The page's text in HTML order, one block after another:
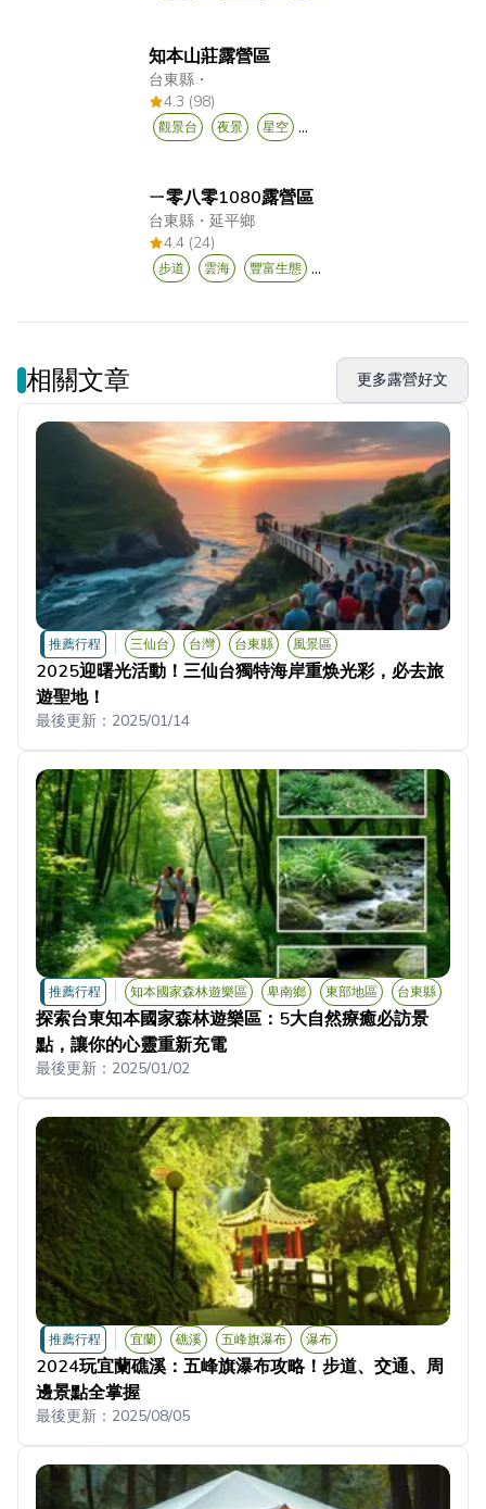
知本山莊露營區
台東縣 ・
4.3 (98)
觀景台 夜景 星空 ...
ㄧ零八零1080露營區
台東縣 ・延平鄉
4.4 (24)
步道 雲海 豐富生態 ...
相關文章 更多露營好文
推薦行程 三仙台 台灣 台東縣 風景區
2025迎曙光活動！三仙台獨特海岸重焕光彩，必去旅
遊聖地！
最後更新： 2025/01/14
推薦行程 知本國家森林遊樂區 卑南鄉 東部地區 台東縣
探索台東知本國家森林遊樂區：5大自然療癒必訪景
點，讓你的心靈重新充電
最後更新： 2025/01/02
推薦行程 宜蘭 礁溪 五峰旗瀑布 瀑布
2024玩宜蘭礁溪：五峰旗瀑布攻略！步道、交通、周
邊景點全掌握
最後更新： 2025/08/05